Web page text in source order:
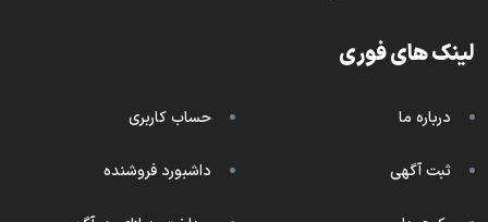
لینک های فوری
درباره ما
ثبت آگهی
حساب کاربری
داشبورد فروشنده